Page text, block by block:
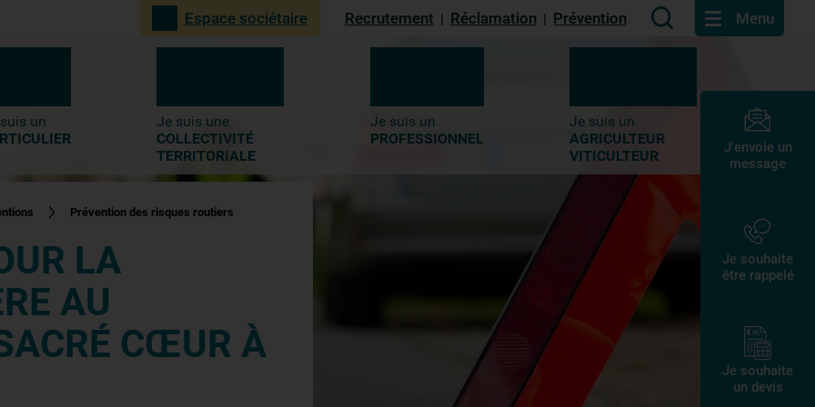
Espace sociétaire Recrutement | Réclamation | Prévention Menu
un
Je suis une
COLLECTIVITÉ
TERRITORIALE
Je suis un
PROFESSIONNEL
Je suis un
AGRICULTEUR
VITICULTEUR
J'envoie un
message
Je souhaite
être rappelé
Je souhaite
un devis
Prévention des risques routiers
LA
AU
CŒUR À